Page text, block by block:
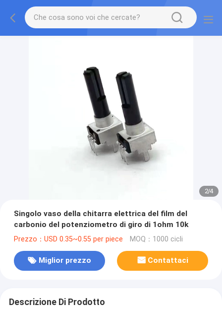
2/4
Singolo vaso della chitarra elettrica del film del
carbonio del potenziometro di giro di 1ohm 10k
Prezzo：USD 0.35~0.55 per piece MOQ：1000 cicli
Miglior prezzo Contattaci
Descrizione Di Prodotto